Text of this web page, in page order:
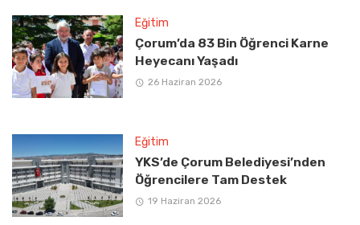
Eğitim
Çorum’da 83 Bin Öğrenci Karne
Heyecanı Yaşadı
26 Haziran 2026
Eğitim
YKS’de Çorum Belediyesi’nden
Öğrencilere Tam Destek
19 Haziran 2026